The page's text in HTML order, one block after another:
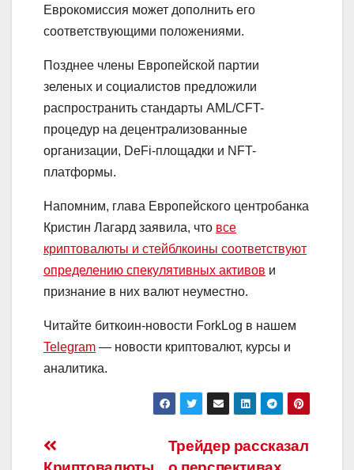
Еврокомиссия может дополнить его
соответствующими положениями.
Позднее члены Европейской партии
зеленых и социалистов предложили
распространить стандарты AML/CFT-
процедур на децентрализованные
организации, DeFi-площадки и NFT-
платформы.
Напомним, глава Европейского центробанка
Кристин Лагард заявила, что все
криптовалюты и стейблкоины соответствуют
определению спекулятивных активов и
признание в них валют неуместно.
Читайте биткоин-новости ForkLog в нашем
Telegram — новости криптовалют, курсы и
аналитика.
НавигацияТрейдер рассказал